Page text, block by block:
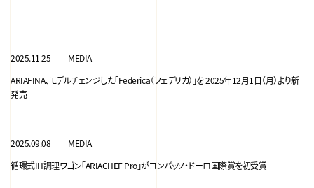
2025.11.25
MEDIA
ARIAFINA、モデルチェンジした「Federica（フェデリカ）」を 2025年12月1日（月）より新
発売
2025.09.08
MEDIA
循環式IH調理ワゴン「ARIACHEF Pro」がコンパッソ・ドーロ国際賞を初受賞